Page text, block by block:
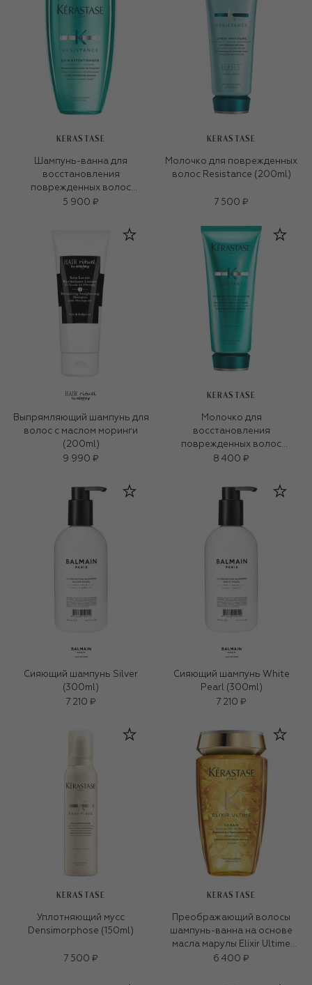
KERASTASE
Шампунь-ванна для
восстановления
поврежденных волос
Extentioniste (250ml)
5 900 ₽
KERASTASE
Молочко для поврежденных
волос Resistance (200ml)
7 500 ₽
Выпрямляющий шампунь для
волос с маслом моринги
(200ml)
9 990 ₽
KERASTASE
Молочко для
восстановления
поврежденных волос
Extentioniste (200ml)
8 400 ₽
Сияющий шампунь Silver
(300ml)
7 210 ₽
Сияющий шампунь White
Pearl (300ml)
7 210 ₽
KERASTASE
Уплотняющий мусс
Densimorphose (150ml)
7 500 ₽
KERASTASE
Преображающий волосы
шампунь-ванна на основе
масла марулы Elixir Ultime
(250ml)
6 400 ₽